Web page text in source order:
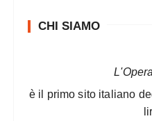
CHI SIAMO
è il primo sito italiano